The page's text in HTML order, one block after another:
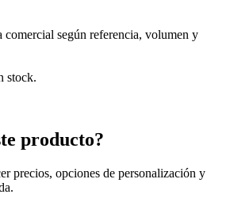
comercial según referencia, volumen y
stock.
producto?
precios, opciones de personalización y